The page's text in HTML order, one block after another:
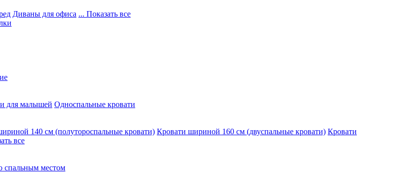
Диваны для офиса ... Показать все
для малышей Односпальные кровати
140 см (полутороспальные кровати) Кровати шириной 160 см (двуспальные кровати) Кровати
все
спальным местом